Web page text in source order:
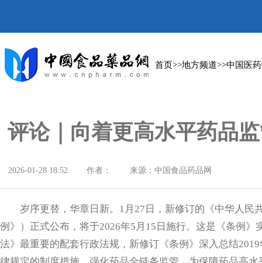
首页>>地方频道>>中国医
评论｜向着更高水平药品
2026-01-28 18:52 作者： 来源：中国食品药品网
岁序更替，华章日新。1月27日，新修订的《中华人民
例》）正式公布，将于2026年5月15日施行。这是《条例
法》最重要的配套行政法规，新修订《条例》深入总结